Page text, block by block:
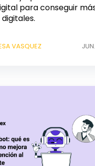
para conseguir
VASQUEZ